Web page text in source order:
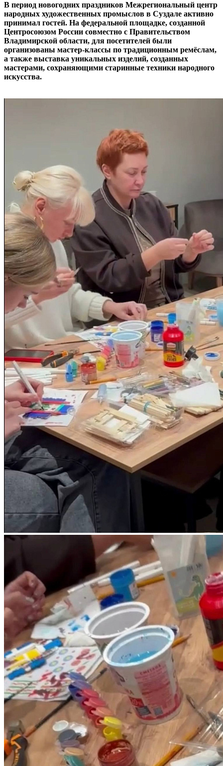
В период новогодних праздников Межрегиональный центр
народных художественных промыслов в Суздале активно
принимал гостей. На федеральной площадке, созданной
Центросоюзом России совместно с Правительством
Владимирской области, для посетителей были
организованы мастер-классы по традиционным ремёслам,
а также выставка уникальных изделий, созданных
мастерами, сохраняющими старинные техники народного
искусства.